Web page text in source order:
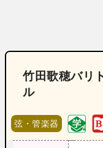
竹田歌穂バリ
ル
弦・管楽器